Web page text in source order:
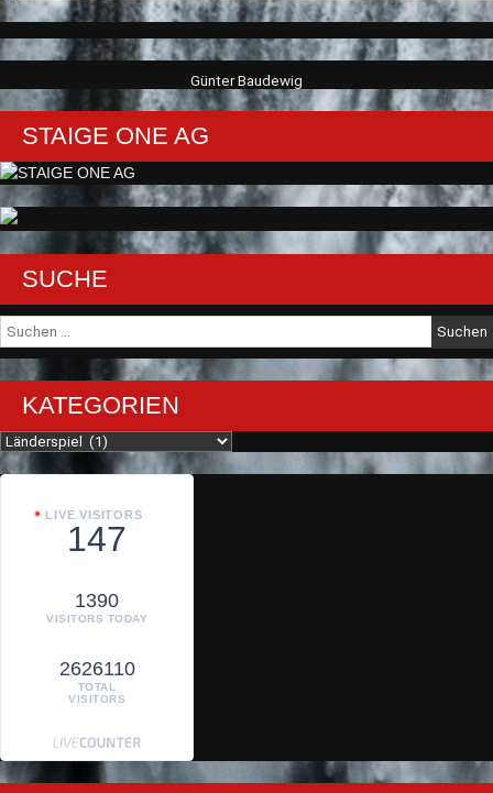
Günter Baudewig
STAIGE ONE AG
SUCHE
Suche
nach:
KATEGORIEN
Kategorien
LIVE VISITORS
147
1390
VISITORS TODAY
2626110
TOTAL
VISITORS